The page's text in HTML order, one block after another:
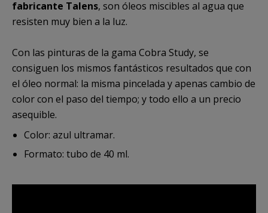
fabricante Talens, son óleos miscibles al agua que
resisten muy bien a la luz.
Con las pinturas de la gama Cobra Study, se
consiguen los mismos fantásticos resultados que con
el óleo normal: la misma pincelada y apenas cambio de
color con el paso del tiempo; y todo ello a un precio
asequible.
Color: azul ultramar.
Formato: tubo de 40 ml.